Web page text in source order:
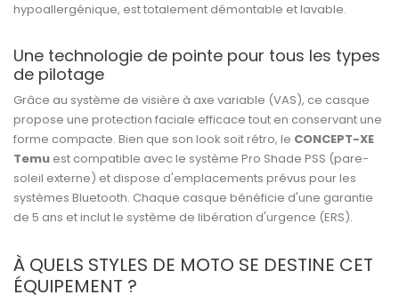
hypoallergénique, est totalement démontable et lavable.
Une technologie de pointe pour tous les types
de pilotage
Grâce au système de visière à axe variable (VAS), ce casque
propose une protection faciale efficace tout en conservant une
forme compacte. Bien que son look soit rétro, le CONCEPT-XE
Temu est compatible avec le système Pro Shade PSS (pare-
soleil externe) et dispose d'emplacements prévus pour les
systèmes Bluetooth. Chaque casque bénéficie d'une garantie
de 5 ans et inclut le système de libération d'urgence (ERS).
À QUELS STYLES DE MOTO SE DESTINE CET
ÉQUIPEMENT ?